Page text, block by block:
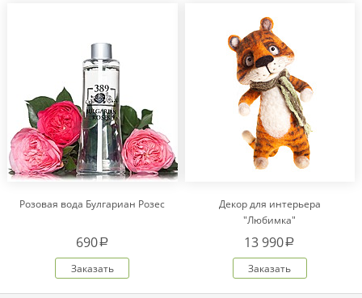
Розовая вода Булгариан Розес
690a
Заказать
Декор для интерьера
"Любимка"
13 990a
Заказать